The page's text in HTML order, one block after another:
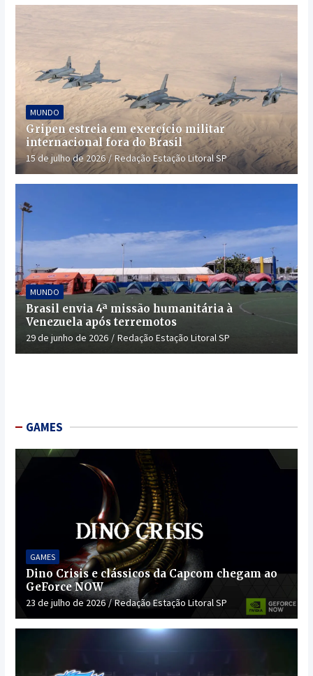
MUNDO
Gripen estreia em exercício militar
internacional fora do Brasil
15 de julho de 2026 Redação Estação Litoral SP
MUNDO
Brasil envia 4ª missão humanitária à
Venezuela após terremotos
29 de junho de 2026 Redação Estação Litoral SP
GAMES
GAMES
Dino Crisis e clássicos da Capcom chegam ao
GeForce NOW
23 de julho de 2026 Redação Estação Litoral SP